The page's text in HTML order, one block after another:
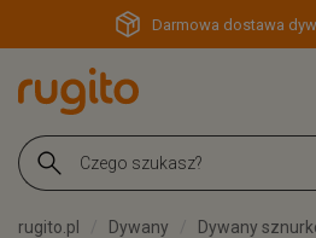
Darmowa dostawa
rugito.pl Dywany Dywany